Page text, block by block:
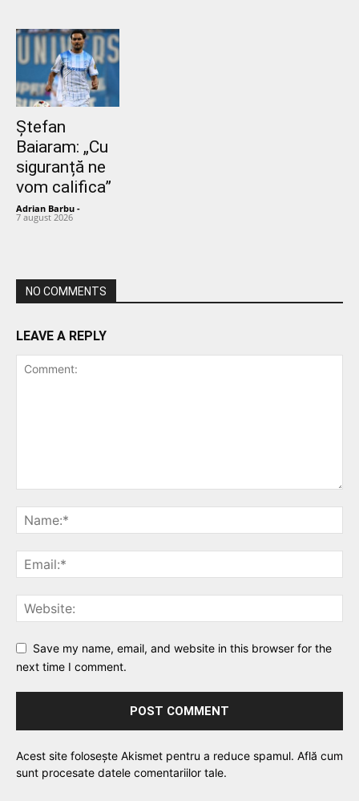
Ștefan
Baiaram: „Cu
siguranță ne
vom califica”
Adrian Barbu -
7 august 2026
NO COMMENTS
LEAVE A REPLY
Save my name, email, and website in this browser for the
next time I comment.
Acest site folosește Akismet pentru a reduce spamul. Află cum
sunt procesate datele comentariilor tale.